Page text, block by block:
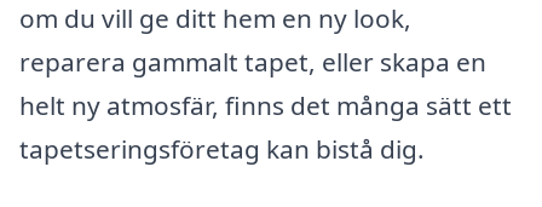
om du vill ge ditt hem en ny look,
reparera gammalt tapet, eller skapa en
helt ny atmosfär, finns det många sätt ett
tapetseringsföretag kan bistå dig.